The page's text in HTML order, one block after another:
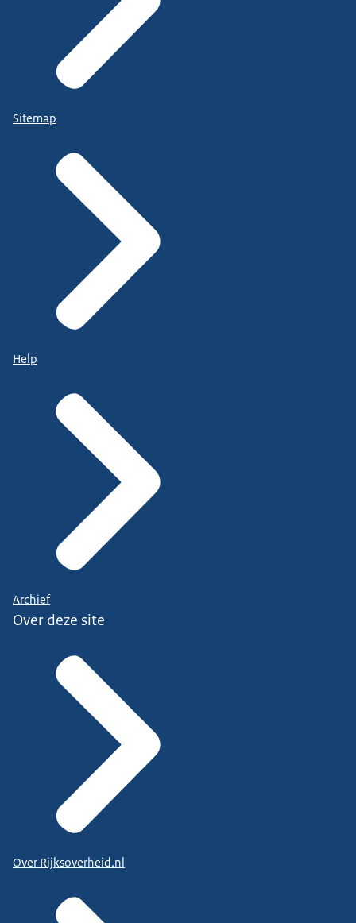
Sitemap
Help
Archief
Over deze site
Over Rijksoverheid.nl